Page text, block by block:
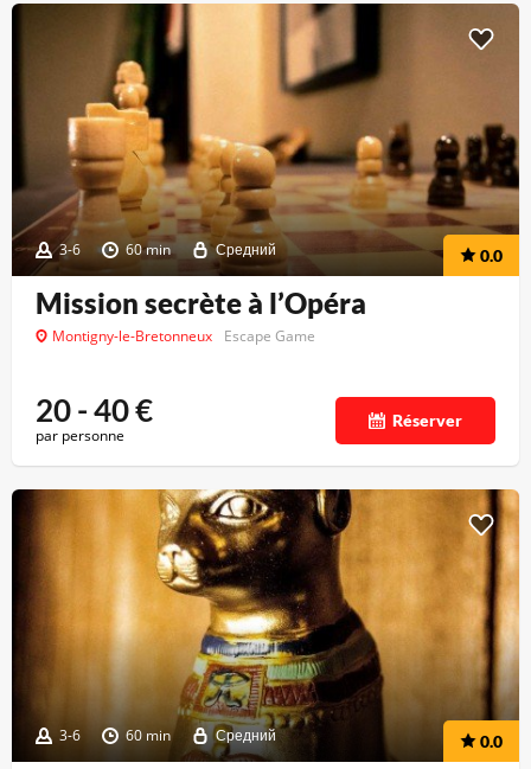
3-6 60 min Средний 0.0
Mission secrète à l’Opéra
Montigny-le-Bretonneux Escape Game
20 - 40€
par personne
Réserver
3-6 60 min Средний 0.0